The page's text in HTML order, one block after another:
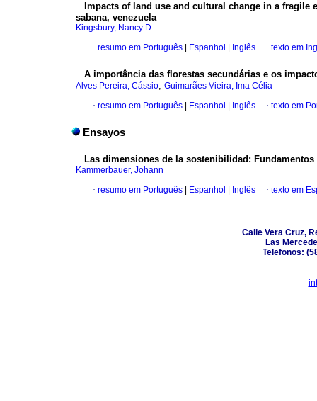
·
Impacts of land use and cultural change in a fragile
sabana, venezuela
Kingsbury, Nancy D.
· resumo em Português Espanhol Inglês · texto em
· A importância das florestas secundárias e os
Alves Pereira, Cássio; Guimarães Vieira, Ima Célia
· resumo em Português Espanhol Inglês · texto em
Ensayos
· Las dimensiones de la sostenibilidad :
Kammerbauer, Johann
· resumo em Português Espanhol Inglês · texto em
Calle Vera Cruz,
Las
Telefonos: